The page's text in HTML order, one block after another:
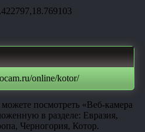
online/kotor/
посмотреть «Веб-камера
в разделе: Евразия,
Черногория, Котор.